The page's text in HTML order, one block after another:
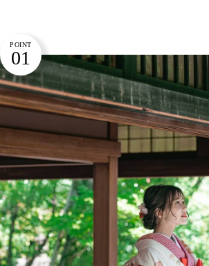
POINT
01